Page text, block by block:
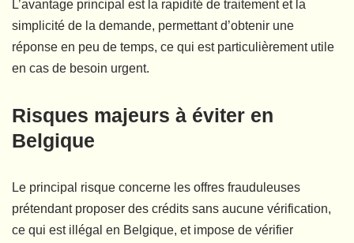
L’avantage principal est la rapidité de traitement et la
simplicité de la demande, permettant d’obtenir une
réponse en peu de temps, ce qui est particulièrement utile
en cas de besoin urgent.
Risques majeurs à éviter en
Belgique
Le principal risque concerne les offres frauduleuses
prétendant proposer des crédits sans aucune vérification,
ce qui est illégal en Belgique, et impose de vérifier